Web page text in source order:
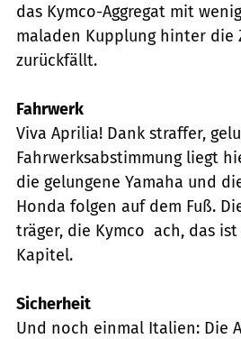
das Kymco-Aggregat mit
maladen Kupplung hinter die
zurückfällt.
Fahrwerk
Viva Aprilia! Dank straffer,
Fahrwerksabstimmung liegt
die gelungene Yamaha und
Honda folgen auf dem Fuß.
träger, die Kymco  ach, das
Kapitel.
Sicherheit
Und noch einmal Italien: Die